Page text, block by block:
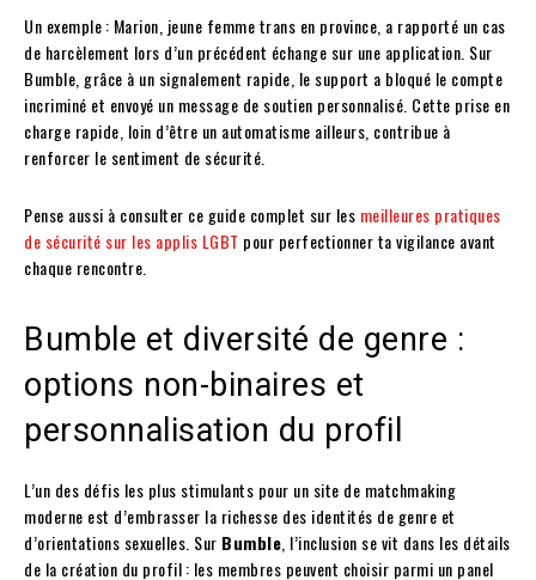
Un exemple : Marion, jeune femme trans en province, a rapporté un cas
de harcèlement lors d’un précédent échange sur une application. Sur
Bumble, grâce à un signalement rapide, le support a bloqué le compte
incriminé et envoyé un message de soutien personnalisé. Cette prise en
charge rapide, loin d’être un automatisme ailleurs, contribue à
renforcer le sentiment de sécurité.
Pense aussi à consulter ce guide complet sur les meilleures pratiques
de sécurité sur les applis LGBT pour perfectionner ta vigilance avant
chaque rencontre.
Bumble et diversité de genre :
options non-binaires et
personnalisation du profil
L’un des défis les plus stimulants pour un site de matchmaking
moderne est d’embrasser la richesse des identités de genre et
d’orientations sexuelles. Sur Bumble , l’inclusion se vit dans les détails
de la création du profil : les membres peuvent choisir parmi un panel